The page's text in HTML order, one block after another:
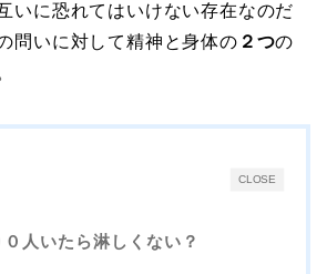
いに恐れてはいけない存在なのだ
問いに対して精神と身体の ２つの
CLOSE
人いたら淋しくない？